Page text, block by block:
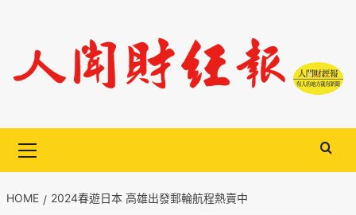
content
Menu
HOME 2024春遊日本 高雄出發郵輪航程熱賣中